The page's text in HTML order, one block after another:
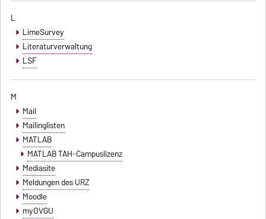
L
LimeSurvey
Literaturverwaltung
LSF
M
Mail
Mailinglisten
MATLAB
MATLAB TAH-Campuslizenz
Mediasite
Meldungen des URZ
Moodle
myOVGU